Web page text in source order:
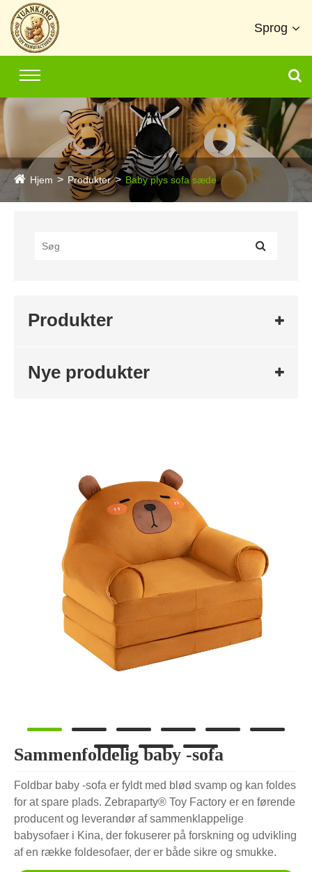
Sprog
Hjem Produkter Baby plys sofa sæde
Produkter
Nye produkter
Sammenfoldelig baby -sofa
Foldbar baby -sofa er fyldt med blød svamp og kan foldes
for at spare plads. Zebraparty® Toy Factory er en førende
producent og leverandør af sammenklappelige
babysofaer i Kina, der fokuserer på forskning og udvikling
af en række foldesofaer, der er både sikre og smukke.